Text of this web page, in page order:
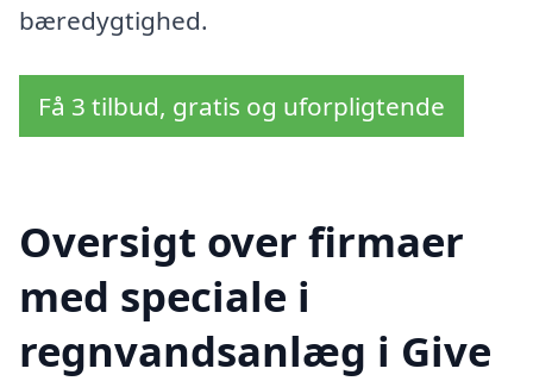
bæredygtighed.
Få 3 tilbud, gratis og uforpligtende
Oversigt over firmaer
med speciale i
regnvandsanlæg i Give